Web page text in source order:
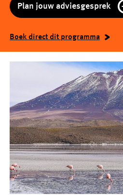
Plan jouw adviesgesprek
Boek direct dit programma